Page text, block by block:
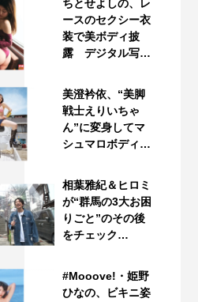
ちとせよしの、レ
ースのセクシー衣
装で美ボディ披
露 デジタル写…
美澄衿依、“美脚
戦士えりいちゃ
ん”に変身してマ
シュマロボディ…
相葉雅紀＆ヒロミ
が“群馬の3大お困
りごと”のその後
をチェック…
#Mooove!・姫野
ひなの、ビキニ姿